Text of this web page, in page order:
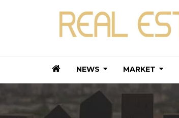
NEWS MARKET